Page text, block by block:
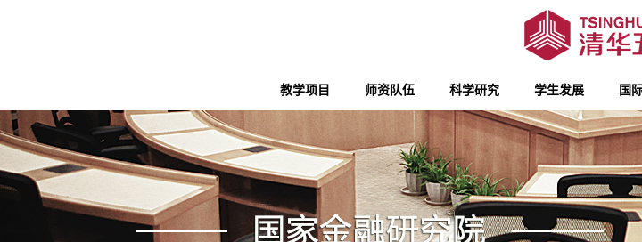
教学项目 师资队伍 科学研究 学生发展 国